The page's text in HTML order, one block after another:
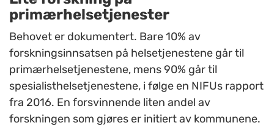
primærhelsetjenester
Behovet er dokumentert. Bare 10% av
forskningsinnsatsen på helsetjenestene går til
primærhelsetjenestene, mens 90% går til
spesialisthelsetjenestene, i følge en NIFUs rapport
fra 2016. En forsvinnende liten andel av
forskningen som gjøres er initiert av kommunene.